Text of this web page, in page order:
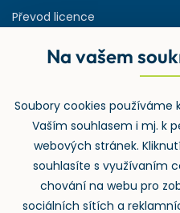
Převod licence
Rejstřík používaných zkratek
Zpětný odběr
Na vašem
Soubory cookies používáme
Vaším souhlasem i mj. k
webových stránek.
souhlasíte s využívaním
chování na webu pro
sociálních sítích a